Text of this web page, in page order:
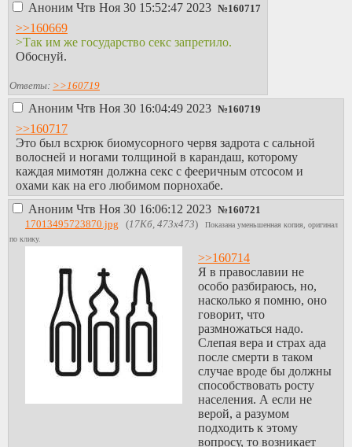
Аноним Чтв Ноя 30 15:52:47 2023 №160717
>>160669
>Так им же государство секс запретило.
Обоснуй.
Ответы: >>160719
Аноним Чтв Ноя 30 16:04:49 2023 №160719
>>160717
Это был всхрюк биомусорного червя задрота с сальной
волосней и ногами толщиной в карандаш, которому
каждая мимотян должна секс с фееричным отсосом и
охами как на его любимом порнохабе.
Аноним Чтв Ноя 30 16:06:12 2023 №160721
17013495723870.jpg (17Кб, 473x473)
Показана уменьшенная копия, оригинал
по клику.
>>160714
Я в православии не
особо разбираюсь, но,
насколько я помню, оно
говорит, что
размножаться надо.
Слепая вера и страх ада
после смерти в таком
случае вроде бы должны
способствовать росту
населения. А если не
верой, а разумом
подходить к этому
вопросу, то возникает